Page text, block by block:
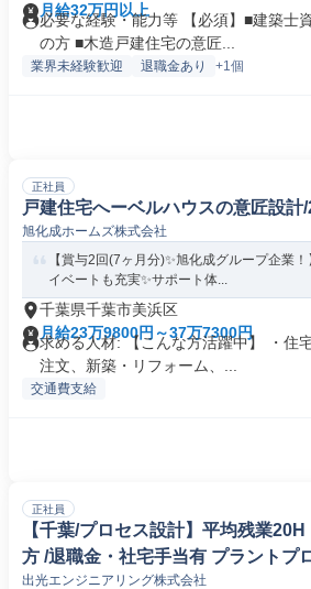
月給32万円以上
必要な経験・能力等 【必須】■建築士
の方 ■木造戸建住宅の意匠...
業界未経験歓迎 退職金あり +1個
正社員
戸建住宅へーベルハウスの意匠設計
旭化成ホームズ株式会社
【賞与2回(7ヶ月分)✨旭化成グループ企業
イベートも充実✨サポート体...
千葉県千葉市美浜区
月給23万9800円～37万7300円
求める人材: 【こんな方活躍中】 ・住
注文、新築・リフォーム、...
交通費支給
正社員
【千葉/プロセス設計】平均残業
方 /退職金・社宅手当有 プラントプ
出光エンジニアリング株式会社